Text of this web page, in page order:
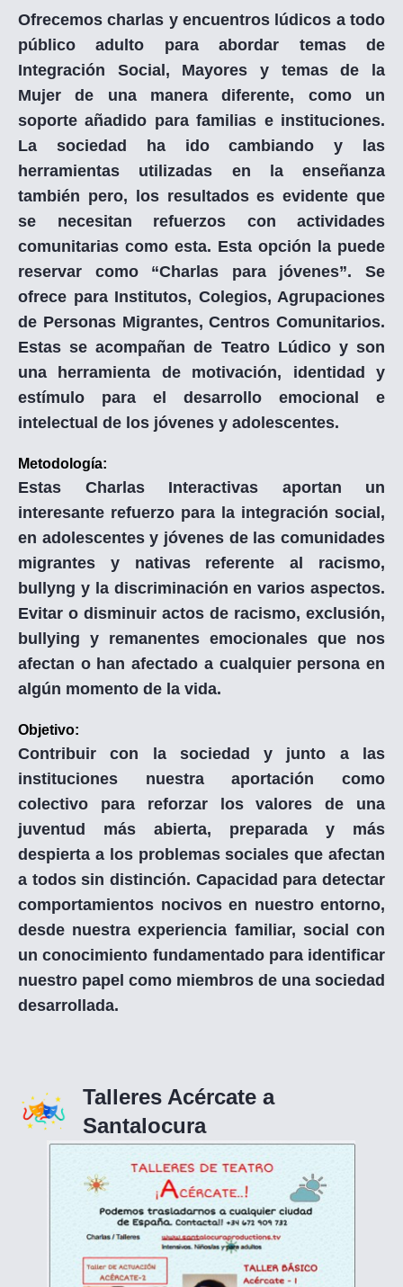
Ofrecemos charlas y encuentros lúdicos a todo
público adulto para abordar temas de
Integración Social, Mayores y temas de la
Mujer de una manera diferente, como un
soporte añadido para familias e instituciones.
La sociedad ha ido cambiando y las
herramientas utilizadas en la enseñanza
también pero, los resultados es evidente que
se necesitan refuerzos con actividades
comunitarias como esta. Esta opción la puede
reservar como “Charlas para jóvenes”. Se
ofrece para Institutos, Colegios, Agrupaciones
de Personas Migrantes, Centros Comunitarios.
Estas se acompañan de Teatro Lúdico y son
una herramienta de motivación, identidad y
estímulo para el desarrollo emocional e
intelectual de los jóvenes y adolescentes.
Metodología:
Estas Charlas Interactivas aportan un
interesante refuerzo para la integración social,
en adolescentes y jóvenes de las comunidades
migrantes y nativas referente al racismo,
bullyng y la discriminación en varios aspectos.
Evitar o disminuir actos de racismo, exclusión,
bullying y remanentes emocionales que nos
afectan o han afectado a cualquier persona en
algún momento de la vida.
Objetivo:
Contribuir con la sociedad y junto a las
instituciones nuestra aportación como
colectivo para reforzar los valores de una
juventud más abierta, preparada y más
despierta a los problemas sociales que afectan
a todos sin distinción. Capacidad para detectar
comportamientos nocivos en nuestro entorno,
desde nuestra experiencia familiar, social con
un conocimiento fundamentado para identificar
nuestro papel como miembros de una sociedad
desarrollada.
Talleres Acércate a
Santalocura